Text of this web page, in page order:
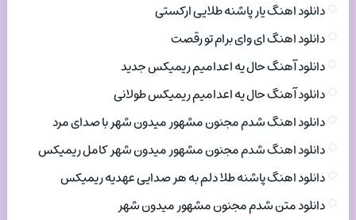
دانلود اهنگ یار پاشنه طلایی ارکستی
دانلود اهنگ ای وای برام تو رقصت
دانلود آهنگ حال یه اعدامیم ریمیکس جدید
دانلود آهنگ حال یه اعدامیم ریمیکس طولانی
دانلود اهنگ شدم مجنون مشهور میدون شهر با صدای مرد
دانلود اهنگ شدم مجنون مشهور میدون شهر کامل ریمیکس
دانلود اهنگ پاشنه طلا دلم به هر صدایی عهدیه ریمیکس
دانلود متن شدم مجنون مشهور میدون شهر